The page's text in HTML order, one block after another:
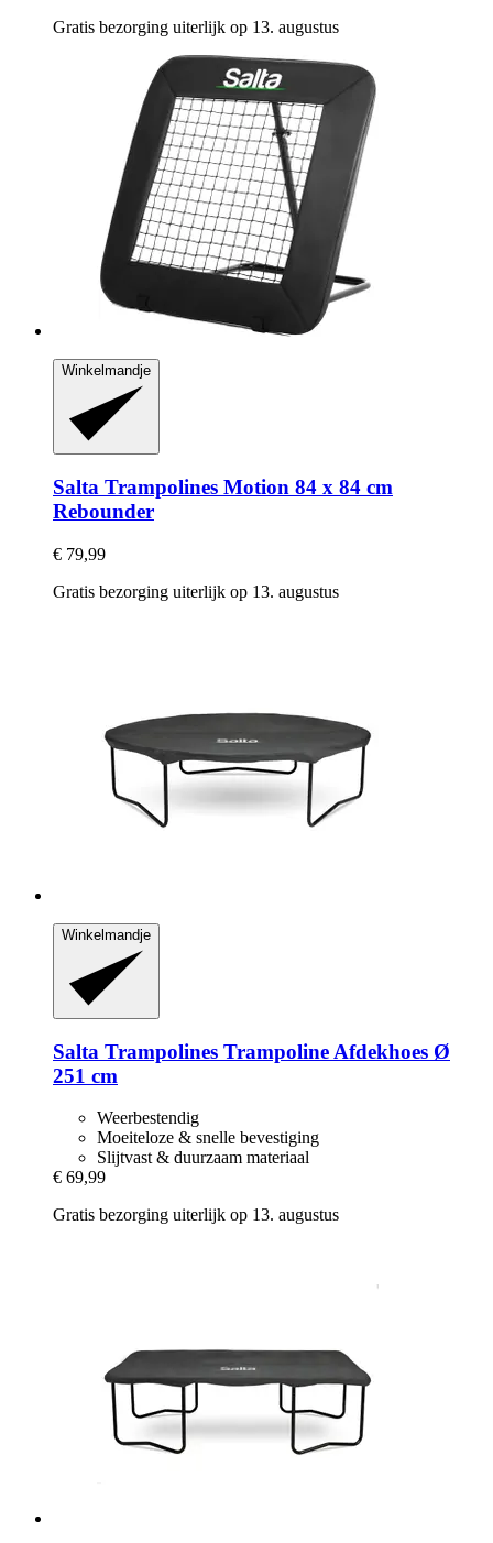
Gratis bezorging uiterlijk op 13. augustus
Winkelmandje
Salta Trampolines Motion 84 x 84 cm
Rebounder
€ 79,99
Gratis bezorging uiterlijk op 13. augustus
Winkelmandje
Salta Trampolines Trampoline Afdekhoes Ø
251 cm
Weerbestendig
Moeiteloze & snelle bevestiging
Slijtvast & duurzaam materiaal
€ 69,99
Gratis bezorging uiterlijk op 13. augustus